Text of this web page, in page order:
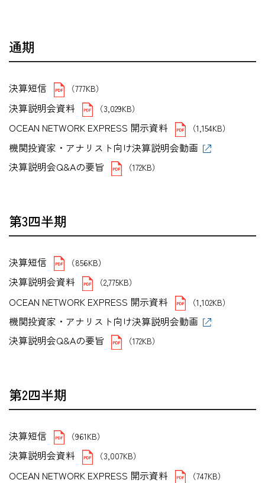
通期
決算短信 （777KB）
決算説明会資料 （3,029KB）
OCEAN NETWORK EXPRESS 開示資料 （1,154KB）
機関投資家・アナリスト向け決算説明会動画
決算説明会Q&Aの要旨
（172KB）
第3四半期
決算短信 （856KB）
決算説明会資料 （2,775KB）
OCEAN NETWORK EXPRESS 開示資料 （1,102KB）
機関投資家・アナリスト向け決算説明会動画
決算説明会Q&Aの要旨
（172KB）
第2四半期
決算短信 （961KB）
決算説明会資料 （3,007KB）
OCEAN NETWORK EXPRESS 開示資料 （747KB）